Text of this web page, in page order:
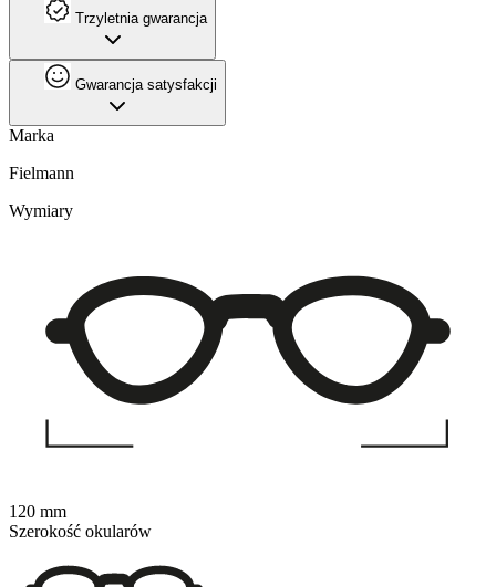
Trzyletnia gwarancja
Gwarancja satysfakcji
Marka
Fielmann
Wymiary
120 mm
Szerokość okularów